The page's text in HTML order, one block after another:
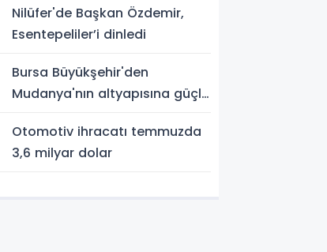
Nilüfer'de Başkan Özdemir,
Esentepeliler’i dinledi
Bursa Büyükşehir'den
Mudanya'nın altyapısına güçlü
Otomotiv ihracatı temmuzda
3,6 milyar dolar